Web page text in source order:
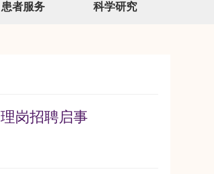
患者服务 科学研究
岗招聘启事